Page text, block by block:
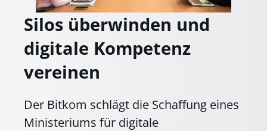
Silos überwinden und
digitale Kompetenz
vereinen
Der Bitkom schlägt die Schaffung eines
Ministeriums für digitale